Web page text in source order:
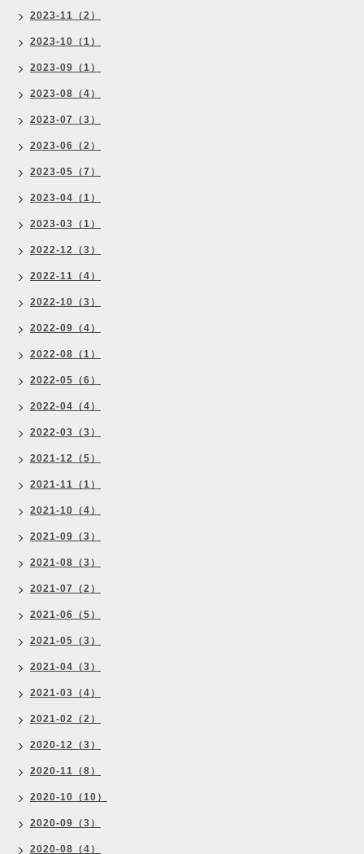
2023-11（2）
2023-10（1）
2023-09（1）
2023-08（4）
2023-07（3）
2023-06（2）
2023-05（7）
2023-04（1）
2023-03（1）
2022-12（3）
2022-11（4）
2022-10（3）
2022-09（4）
2022-08（1）
2022-05（6）
2022-04（4）
2022-03（3）
2021-12（5）
2021-11（1）
2021-10（4）
2021-09（3）
2021-08（3）
2021-07（2）
2021-06（5）
2021-05（3）
2021-04（3）
2021-03（4）
2021-02（2）
2020-12（3）
2020-11（8）
2020-10（10）
2020-09（3）
2020-08（4）